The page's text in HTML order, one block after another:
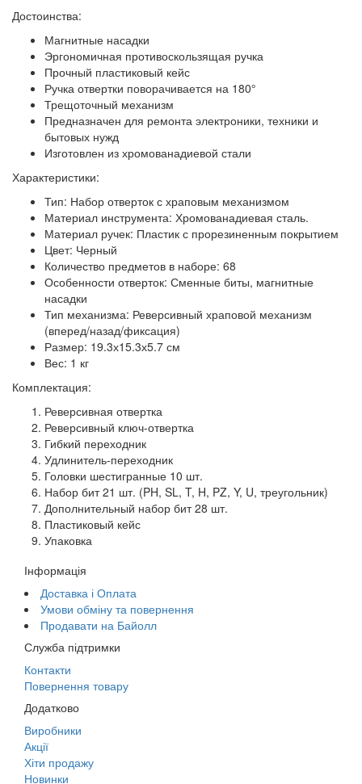
Достоинства:
Магнитные насадки
Эргономичная противоскользящая ручка
Прочный пластиковый кейс
Ручка отвертки поворачивается на 180°
Трещоточный механизм
Предназначен для ремонта электроники, техники и
бытовых нужд
Изготовлен из хромованадиевой стали
Характеристики:
Тип: Набор отверток с храповым механизмом
Материал инструмента: Хромованадиевая сталь.
Материал ручек: Пластик с прорезиненным покрытием
Цвет: Черный
Количество предметов в наборе: 68
Особенности отверток: Сменные биты, магнитные
насадки
Тип механизма: Реверсивный храповой механизм
(вперед/назад/фиксация)
Размер: 19.3х15.3х5.7 см
Вес: 1 кг
Комплектация:
Реверсивная отвертка
Реверсивный ключ-отвертка
Гибкий переходник
Удлинитель-переходник
Головки шестигранные 10 шт.
Набор бит 21 шт. (PH, SL, T, H, PZ, Y, U, треугольник)
Дополнительный набор бит 28 шт.
Пластиковый кейс
Упаковка
Інформація
Доставка і Оплата
Умови обміну та повернення
Продавати на Байолл
Служба підтримки
Контакти
Повернення товару
Додатково
Виробники
Акції
Хіти продажу
Новинки